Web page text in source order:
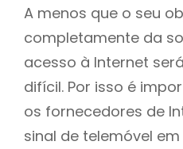
A menos que o seu
completamente da
acesso à Internet
difícil. Por isso é
os fornecedores de
sinal de telemóvel